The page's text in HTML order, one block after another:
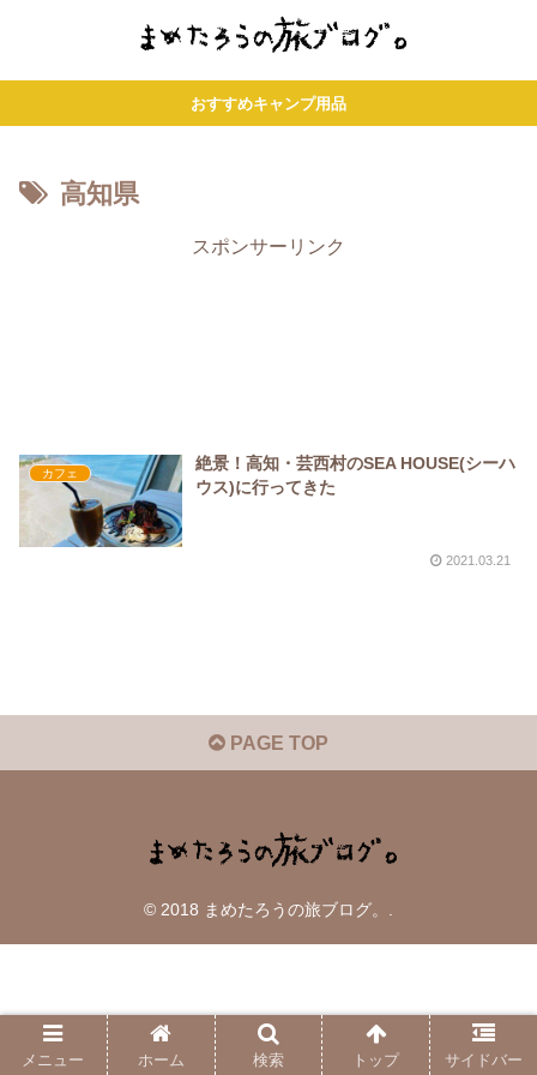
おすすめキャンプ用品
高知県
スポンサーリンク
カフェ
絶景！高知・芸西村のSEA HOUSE(シーハ
ウス)に行ってきた
2021.03.21
PAGE TOP
© 2018 まめたろうの旅ブログ。.
メニュー ホーム 検索 トップ サイドバー